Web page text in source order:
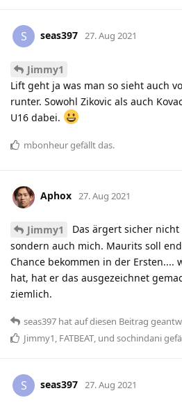
S seas397 27. Aug 2021
Jimmy1
Lift geht ja was man so sieht auch
runter. Sowohl Zikovic als auch
U16 dabei.
mbonheurgefällt das.
Aphox 27. Aug 2021
Jimmy1
Das ärgert sicher
sondern auch mich. Maurits soll
Chance bekommen in der Ersten....
hat, hat er das ausgezeichnet
ziemlich.
seas397 hatauf diesen Beitrag
Jimmy1, FATBEAT, und sochindani
S seas397 27. Aug 2021